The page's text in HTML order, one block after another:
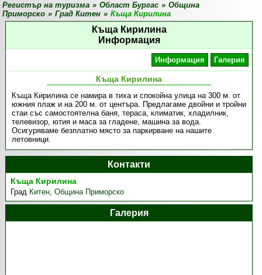
Регистър на туризма » Област Бургас » Община
Приморско » Град Китен » Къща Кирилина
Къща Кирилина
Информация
Информация Галерия
Къща Кирилина
Къща Кирилина се намира в тиха и спокойна улица на 300 м. от
южния плаж и на 200 м. от центъра. Предлагаме двойни и тройни
стаи със самостоятелна баня, тераса, климатик, хладилник,
телевизор, ютия и маса за гладене, машина за вода.
Осигуряваме безплатно място за паркирване на нашите
летовници.
Контакти
Къща Кирилина
Град Китен,Община Приморско
Галерия